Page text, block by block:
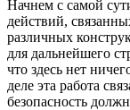
Начнем с самой
действий,
различных
для дальнейшего
что здесь нет
деле эта работа
безопасность